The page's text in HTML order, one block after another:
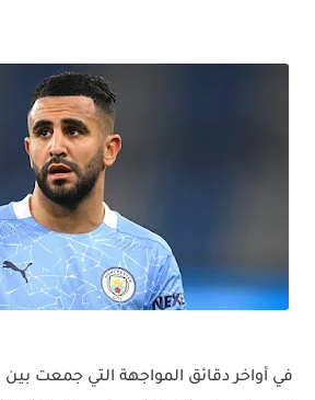
في أواخر دقائق المواجهة التي جمعت بين